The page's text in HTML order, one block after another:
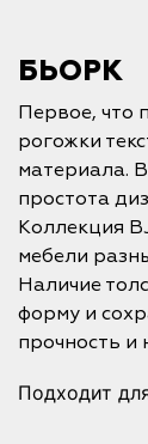
БЬОРК
Первое, что
рогожки
материала.
простота
Коллекция
мебели
Наличие
форму и
прочность и
Подходит